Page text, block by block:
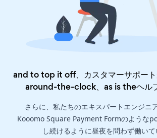
and to top it off、カスタマーサポート
around-the-clock、as is theヘル
さらに、私たちのエキスパートエンジニ
Kooomo Square Payment Formのような
し続けるように昼夜を問わず働いて